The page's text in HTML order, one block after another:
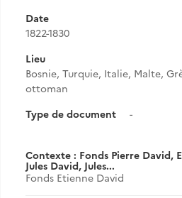
Date
1822-1830
Lieu
Bosnie, Turquie, Italie, Malte,
ottoman
Type de document
-
Contexte : Fonds Pierre David,
Jules David, Jules...
Fonds Etienne David